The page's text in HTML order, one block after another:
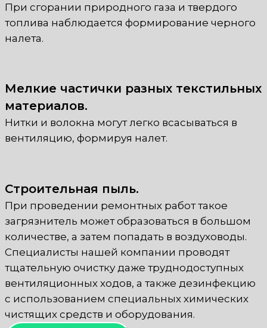
При сгорании природного газа и твердого
топлива наблюдается формирование черного
налета.
Мелкие частички разных текстильных
материалов.
Нитки и волокна могут легко всасываться в
вентиляцию, формируя налет.
Строительная пыль.
При проведении ремонтных работ такое
загрязнитель может образоваться в большом
количестве, а затем попадать в воздуховоды.
Специалисты нашей компании проводят
тщательную очистку даже труднодоступных
вентиляционных ходов, а также дезинфекцию
с использованием специальных химических
чистящих средств и оборудования.